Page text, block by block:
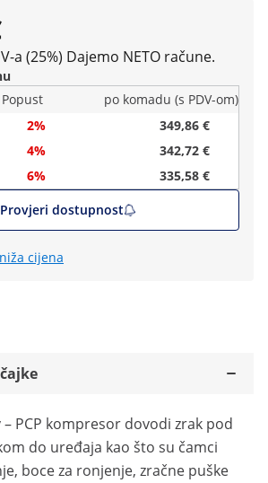
a (25%) Dajemo NETO račune.
Popust
po komadu (s PDV-om)
2%
349,86 €
4%
342,72 €
6%
335,58 €
Provjeri dostupnost
cijena
PCP kompresor dovodi zrak pod
do uređaja kao što su čamci
boce za ronjenje, zračne puške